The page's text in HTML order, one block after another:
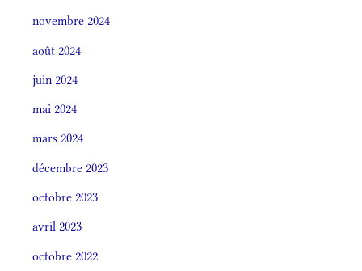
novembre 2024
août 2024
juin 2024
mai 2024
mars 2024
décembre 2023
octobre 2023
avril 2023
octobre 2022